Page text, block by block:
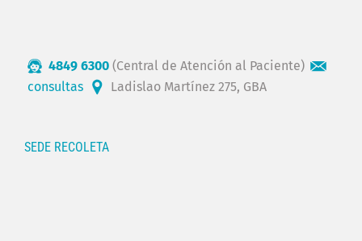
4849 6300 (Central de Atención al Paciente)
consultas
Ladislao Martínez 275, GBA
SEDE RECOLETA